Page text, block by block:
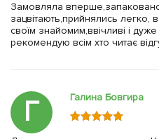
Замовляла
зацвітають,прийнялись
своїм знайомим,ввічливі і
рекомендую всім хто читає
Г Галина Бовгира